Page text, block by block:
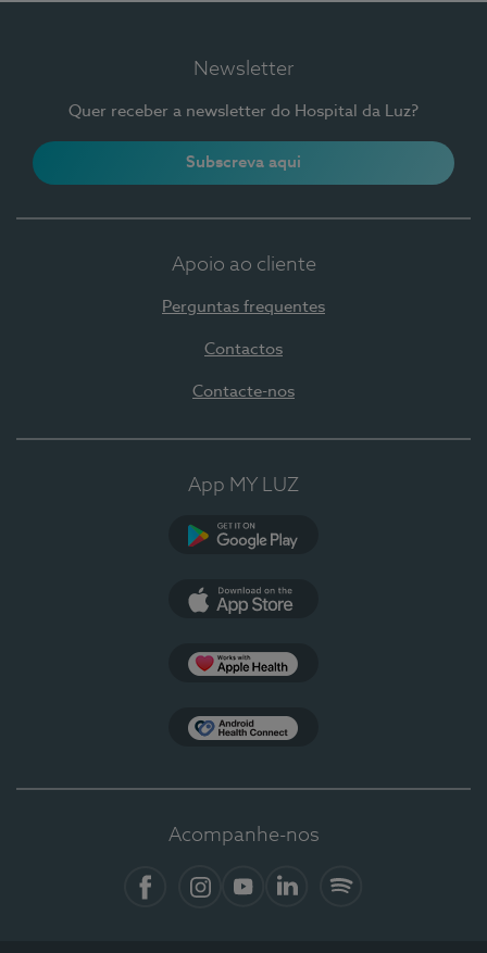
Newsletter
Quer receber a newsletter do Hospital da Luz?
Subscreva aqui
Apoio ao cliente
Perguntas frequentes
Contactos
Contacte-nos
App MY LUZ
Acompanhe-nos